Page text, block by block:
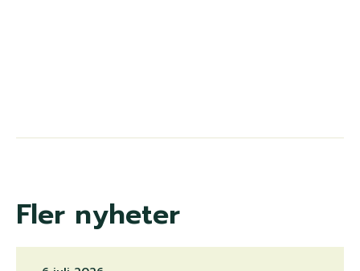
Fler nyheter